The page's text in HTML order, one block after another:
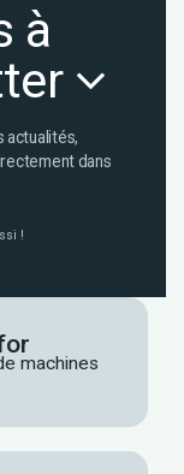
à
actualités,
dans
!
machines